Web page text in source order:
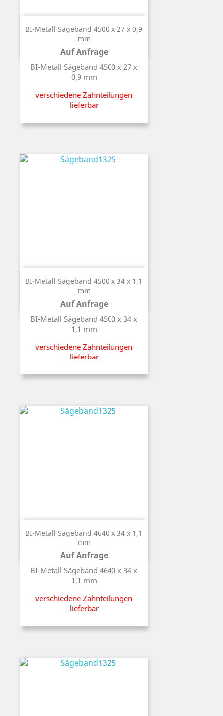
BI-Metall Sägeband 4500 x 27 x 0,9
mm
Auf Anfrage
Preis
BI-Metall Sägeband 4500 x 27 x
0,9 mm
verschiedene Zahnteilungen
lieferbar
BI-Metall Sägeband 4500 x 34 x 1,1
mm
Auf Anfrage
Preis
BI-Metall Sägeband 4500 x 34 x
1,1 mm
verschiedene Zahnteilungen
lieferbar
BI-Metall Sägeband 4640 x 34 x 1,1
mm
Auf Anfrage
Preis
BI-Metall Sägeband 4640 x 34 x
1,1 mm
verschiedene Zahnteilungen
lieferbar